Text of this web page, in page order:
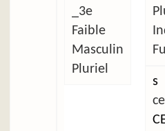
_3e
Faible
Masculin
Pluriel
s
ce